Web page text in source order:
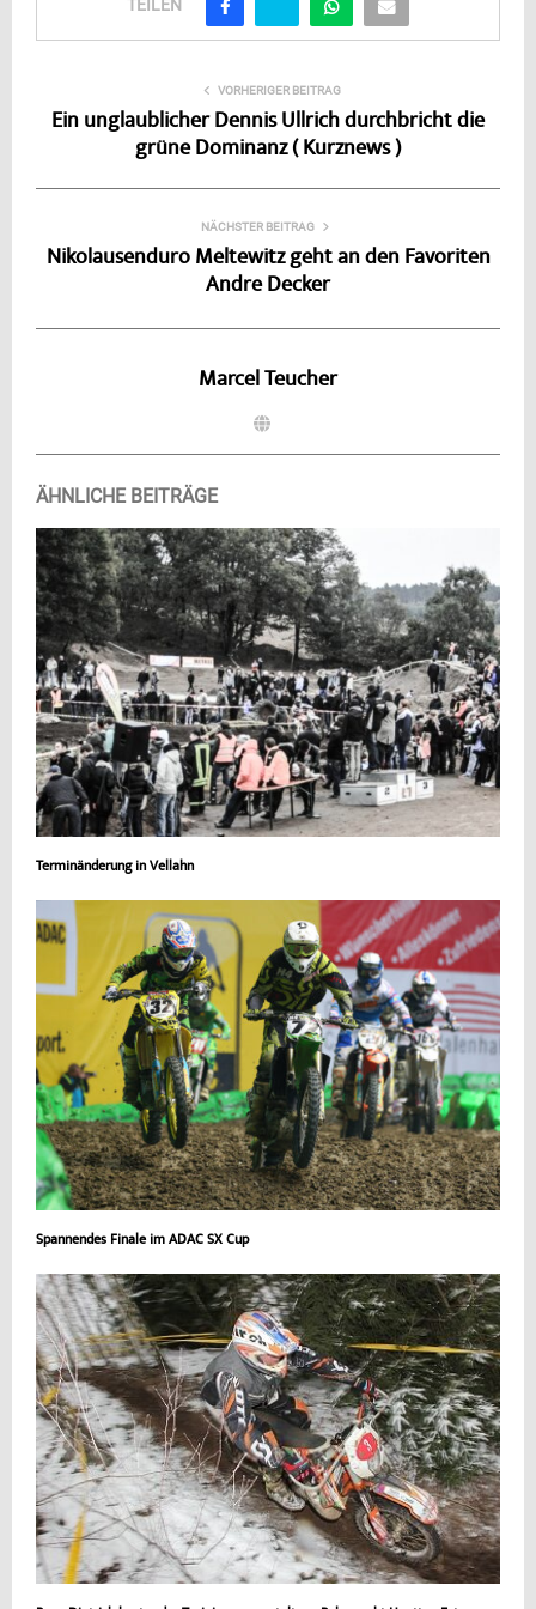
TEILEN
VORHERIGER BEITRAG
Ein unglaublicher Dennis Ullrich durchbricht die
grüne Dominanz ( Kurznews )
NÄCHSTER BEITRAG
Nikolausenduro Meltewitz geht an den Favoriten
Andre Decker
Marcel Teucher
ÄHNLICHE BEITRÄGE
Terminänderung in Vellahn
Spannendes Finale im ADAC SX Cup